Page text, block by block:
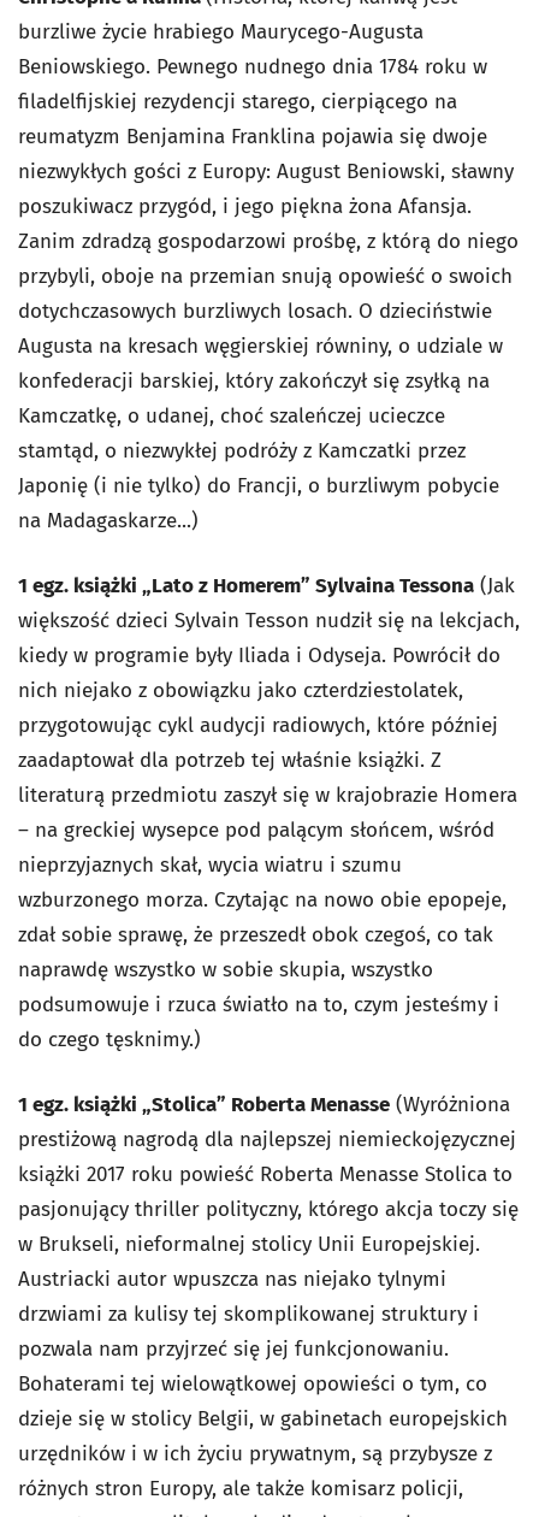
burzliwe życie hrabiego Maurycego-Augusta
Beniowskiego. Pewnego nudnego dnia 1784 roku w
filadelfijskiej rezydencji starego, cierpiącego na
reumatyzm Benjamina Franklina pojawia się dwoje
niezwykłych gości z Europy: August Beniowski, sławny
poszukiwacz przygód, i jego piękna żona Afansja.
Zanim zdradzą gospodarzowi prośbę, z którą do niego
przybyli, oboje na przemian snują opowieść o swoich
dotychczasowych burzliwych losach. O dzieciństwie
Augusta na kresach węgierskiej równiny, o udziale w
konfederacji barskiej, który zakończył się zsyłką na
Kamczatkę, o udanej, choć szaleńczej ucieczce
stamtąd, o niezwykłej podróży z Kamczatki przez
Japonię (i nie tylko) do Francji, o burzliwym pobycie
na Madagaskarze...)
1 egz. książki „Lato z Homerem” Sylvaina Tessona (Jak
większość dzieci Sylvain Tesson nudził się na lekcjach,
kiedy w programie były Iliada i Odyseja. Powrócił do
nich niejako z obowiązku jako czterdziestolatek,
przygotowując cykl audycji radiowych, które później
zaadaptował dla potrzeb tej właśnie książki. Z
literaturą przedmiotu zaszył się w krajobrazie Homera
– na greckiej wysepce pod palącym słońcem, wśród
nieprzyjaznych skał, wycia wiatru i szumu
wzburzonego morza. Czytając na nowo obie epopeje,
zdał sobie sprawę, że przeszedł obok czegoś, co tak
naprawdę wszystko w sobie skupia, wszystko
podsumowuje i rzuca światło na to, czym jesteśmy i
do czego tęsknimy.)
1 egz. książki „Stolica” Roberta Menasse (Wyróżniona
prestiżową nagrodą dla najlepszej niemieckojęzycznej
książki 2017 roku powieść Roberta Menasse Stolica to
pasjonujący thriller polityczny, którego akcja toczy się
w Brukseli, nieformalnej stolicy Unii Europejskiej.
Austriacki autor wpuszcza nas niejako tylnymi
drzwiami za kulisy tej skomplikowanej struktury i
pozwala nam przyjrzeć się jej funkcjonowaniu.
Bohaterami tej wielowątkowej opowieści o tym, co
dzieje się w stolicy Belgii, w gabinetach europejskich
urzędników i w ich życiu prywatnym, są przybysze z
różnych stron Europy, ale także komisarz policji,